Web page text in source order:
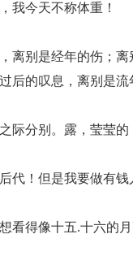
我今天不称体重！
离别是经年的伤；
后的叹息，离别是
际分别。露，莹莹
代！但是我要做有钱
看得像十五.十六的